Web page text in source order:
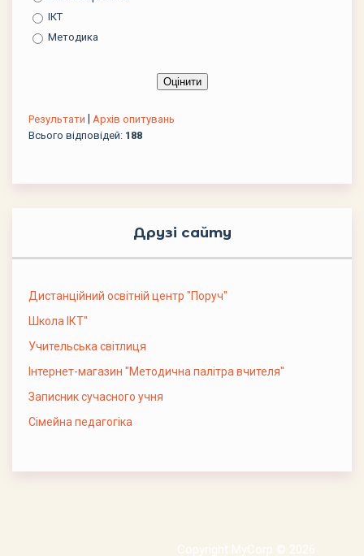
ІКТ
Методика
Результати
Архів опитувань
Всього відповідей: 188
Друзі сайту
Дистанційний освітній центр "Поруч"
Школа ІКТ"
Учительська світлиця
Інтернет-магазин "Методична палітра вчителя"
Записник сучасного учня
Сімейна педагогіка